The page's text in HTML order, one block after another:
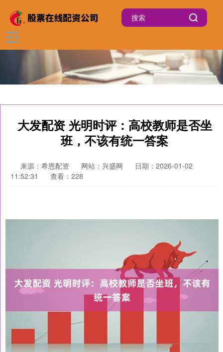
大发配资 光明时评：高校教师是否坐
班，不该有统一答案
来源：希恩配资 网站：兴盛网
日期：2026-01-02
11:52:31
查看：228